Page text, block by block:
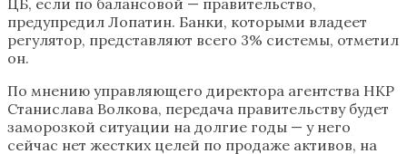
предупредил Лопатин. Банки, которыми владеет
регулятор, представляют всего 3% системы, отметил
он.
По мнению управляющего директора агентства НКР
Станислава Волкова, передача правительству будет
заморозкой ситуации на долгие годы — у него
сейчас нет жестких целей по продаже активов, на